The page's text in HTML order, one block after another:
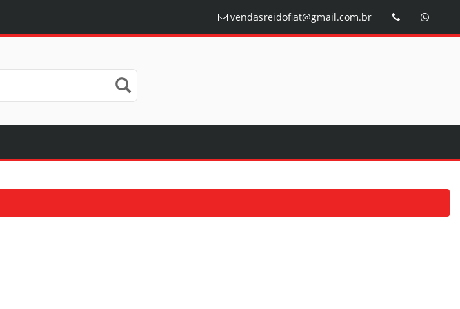
vendasreidofiat@gmail.com.br